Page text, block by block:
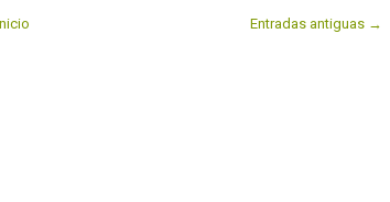
Entradas antiguas →